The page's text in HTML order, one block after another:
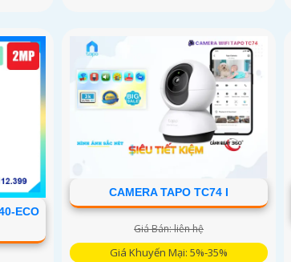
ECO
CAMERA TAPO TC74 I
Giá Bán: liên hệ
Giá Khuyến Mại: 5%-35%